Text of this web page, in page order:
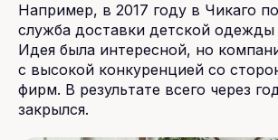
Например, в 2017 году в Чикаго
служба доставки детской одежды
Идея была интересной, но
с высокой конкуренцией со
фирм. В результате всего через
закрылся.